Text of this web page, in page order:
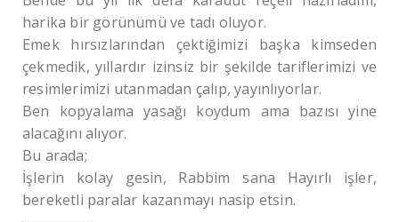
harika bir görünümü ve tadı oluyor.
Emek hırsızlarından çektiğimizi başka kimseden
çekmedik, yıllardır izinsiz bir şekilde tariflerimizi ve
resimlerimizi utanmadan çalıp, yayınlıyorlar.
Ben kopyalama yasağı koydum ama bazısı yine
alacağını alıyor.
Bu arada;
İşlerin kolay gesin, Rabbim sana Hayırlı işler,
bereketli paralar kazanmayı nasip etsin.